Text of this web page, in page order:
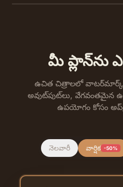
మీ ప్లాన్‌ను
ఉచిత చిత్రాలలో వాటర్‌మార్క్
అవుట్‌పుట్‌లు, వేగవంతమైన
ఉపయోగం కోసం
నెలవారీ వార్షిక -50%